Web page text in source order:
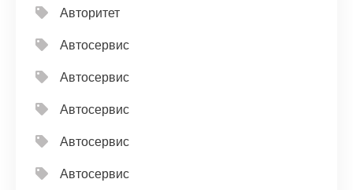
Авторитет
Автосервис
Автосервис
Автосервис
Автосервис
Автосервис